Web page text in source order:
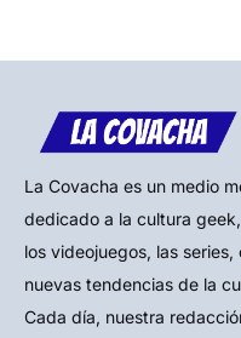
La Covacha es un medio
dedicado a la cultura
los videojuegos, las series,
nuevas tendencias de la
Cada día, nuestra